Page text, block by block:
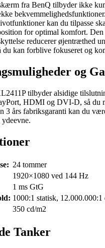
fra BenQ tilbyder ikke
kan du tilpasse
for optimal komfort.
reducerer øjentræthed
du kan forblive fokuseret og
og
tilbyder alsidige
HDMI og DVI-D, så du
3 års fabriksgaranti kan du
24 tommer
1920×1080 ved 144 Hz
1 ms GtG
1000:1 statisk, 12.000.000:1
350 cd/m2
Tanker